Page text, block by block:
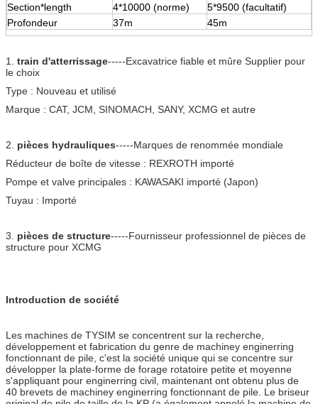
Section*length
4*10000 (norme)
5*9500 (facultatif)
Profondeur
37m 45m
1. train d'atterrissage-----Excavatrice fiable et mûre Supplier pour
le choix
Type : Nouveau et utilisé
Marque : CAT, JCM, SINOMACH, SANY, XCMG et autre
2. pièces hydrauliques-----Marques de renommée mondiale
Réducteur de boîte de vitesse : REXROTH importé
Pompe et valve principales : KAWASAKI importé (Japon)
Tuyau : Importé
3. pièces de structure-----Fournisseur professionnel de pièces de
structure pour XCMG
Introduction de société
Les machines de TYSIM se concentrent sur la recherche,
développement et fabrication du genre de machiney enginerring
fonctionnant de pile, c'est la société unique qui se concentre sur
développer la plate-forme de forage rotatoire petite et moyenne
s'appliquant pour enginerring civil, maintenant ont obtenu plus de
40 brevets de machiney enginerring fonctionnant de pile. Le briseur